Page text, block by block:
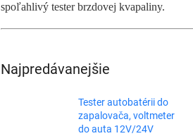
spoľahlivý tester brzdovej kvapaliny.
Najpredávanejšie
Tester autobatérii do
zapalovača, voltmeter
do auta 12V/24V